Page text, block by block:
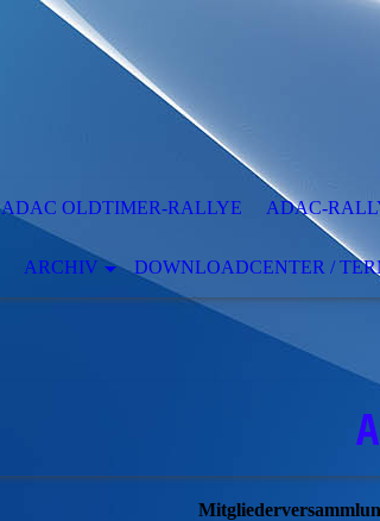
ADAC OLDTIMER-RALLYE ADAC-
ARCHIV DOWNLOADCENTER /